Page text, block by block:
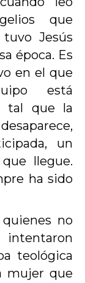
que
Jesús
época. Es
en el que
está
tal que la
un
llegue.
ha sido
quienes no
teológica
mujer que